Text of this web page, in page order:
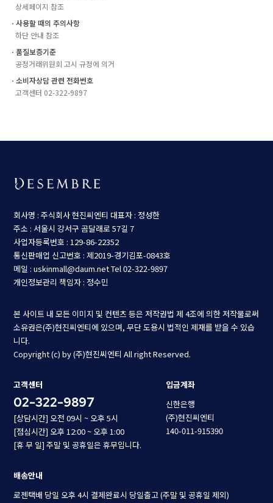
상세페이지 참조
ㆍ사용할 때의 주의사항
하단 안내 참조
ㆍ품질보증기준
공정거래위원회 고시 규정에 의거
ㆍ소비자상담 관련 전화번호
고객센터 02-322-9897
회사명 : 주식회사 현진씨엔티 대표자 : 정성한
주소 : 서울시 강서구 곰달래로 57길 7
사업자등록번호 : 129-86-22352
통신판매업 신고번호 : 제2019-경기김포-0843호
메일 : uskinmall@daum.netTel 02-322-9897
개인정보관리 책임자 : 정수민
본 사이트 내 모든 이미지 및 컨텐츠 등은 저작권법 제 4조에 의한 저작물로써
소유권은(주)현진씨엔티에 있으며, 무단 도용시 법적인 제재를 받을 수 있습
니다.
Copyright (c) by (주)현진씨엔티 All right Reserved.
고객센터
02-322-9897
[상담시간] 오전 09시 ~ 오후 5시
[점심시간] 오후 12:00 ~ 오후 1:00
[휴 무 일] 주말 및 공휴일은 휴무입니다.
입금계좌
신한은행
(주)현진씨엔티
140-011-915390
배송안내
로젠택배 당일 오후 4시 결제완료시 당일출고 (주말 및 공휴일 제외)